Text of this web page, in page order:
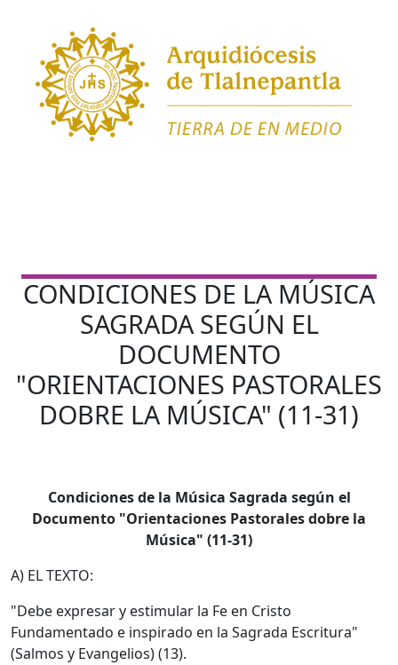
CONDICIONES DE LA MÚSICA
SAGRADA SEGÚN EL
DOCUMENTO
"ORIENTACIONES PASTORALES
DOBRE LA MÚSICA" (11-31)
Condiciones de la Música Sagrada según el
Documento "Orientaciones Pastorales dobre la
Música" (11-31)
A) EL TEXTO:
"Debe expresar y estimular la Fe en Cristo
Fundamentado e inspirado en la Sagrada Escritura"
(Salmos y Evangelios) (13).